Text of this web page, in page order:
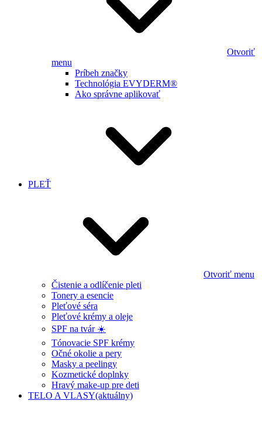
Otvoriť
menu
Príbeh značky
Technológia EVYDERM®
Ako správne aplikovať
PLEŤ
Otvoriť menu
Čistenie a odlíčenie pleti
Tonery a esencie
Pleťové séra
Pleťové krémy a oleje
SPF na tvár ☀️
Tónovacie SPF krémy
Očné okolie a pery
Masky a peelingy
Kozmetické doplnky
Hravý make-up pre deti
TELO A VLASY(aktuálny)